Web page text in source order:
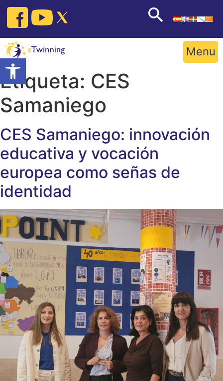
Open toolbar
Skip
content
Menu
Etiqueta: CES
Samaniego
CES Samaniego: innovación
educativa y vocación
europea como señas de
identidad